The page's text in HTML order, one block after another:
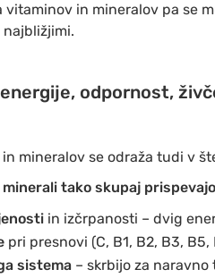
vitaminov in mineralov pa se
odpornost,
mineralov se odraža tudi v
tako skupaj
in izčrpanosti – dvig
pri presnovi (C, B1, B2, B3, B5,
sistema – skrbijo za naravno